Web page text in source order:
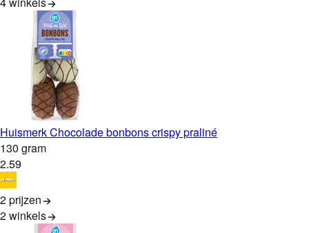
Huismerk Chocolade bonbons crispy praliné
130 gram
2.59
2 prijzen
2winkels